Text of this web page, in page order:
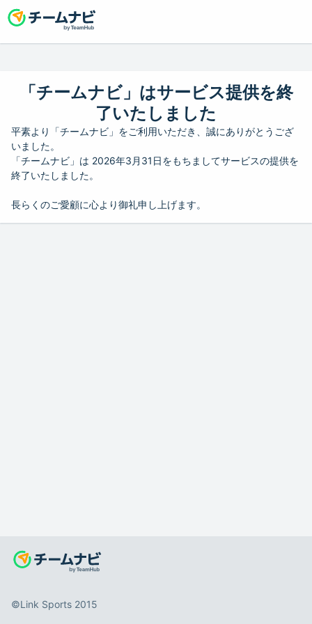
「チームナビ」はサービス提供を終
了いたしました
平素より「チームナビ」をご利用いただき、誠にありがとうござ
いました。
「チームナビ」は 2026年3月31日をもちましてサービスの提供を
終了いたしました。
長らくのご愛顧に心より御礼申し上げます。
©️Link Sports 2015